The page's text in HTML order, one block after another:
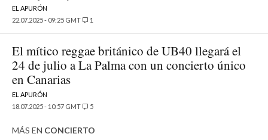
EL APURÓN
22.07.2025 - 09:25 GMT
1
El mítico reggae británico de UB40 llegará el
24 de julio a La Palma con un concierto único
en Canarias
EL APURÓN
18.07.2025 - 10:57 GMT
5
MÁS EN CONCIERTO